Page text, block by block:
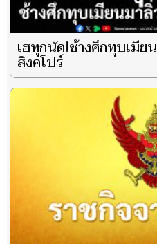
เฮทุกนัด!ช้างศึกทุบเมีย
สิงคโปร์